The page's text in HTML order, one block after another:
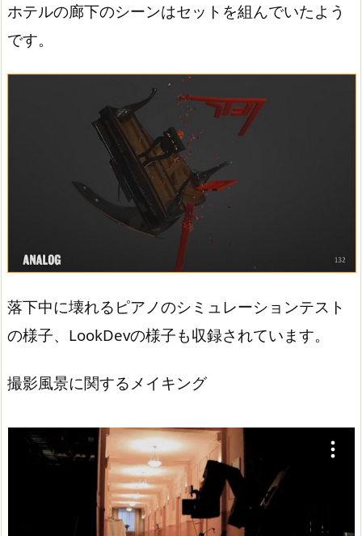
ホテルの廊下のシーンはセットを組んでいたよう
です。
落下中に壊れるピアノのシミュレーションテスト
の様子、LookDevの様子も収録されています。
撮影風景に関するメイキング